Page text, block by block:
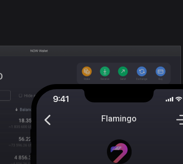
Flamingo